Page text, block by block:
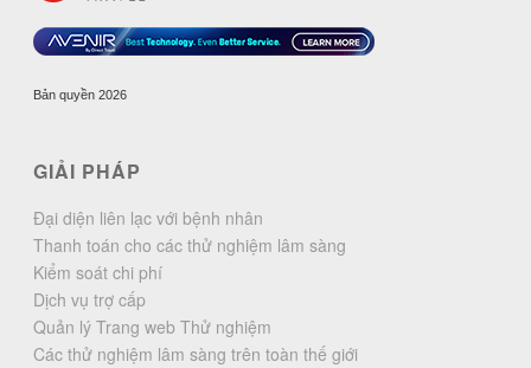
Bản quyền 2026
GIẢI PHÁP
Đại diện liên lạc với bệnh nhân
Thanh toán cho các thử nghiệm lâm sàng
Kiểm soát chi phí
Dịch vụ trợ cấp
Quản lý Trang web Thử nghiệm
Các thử nghiệm lâm sàng trên toàn thế giới